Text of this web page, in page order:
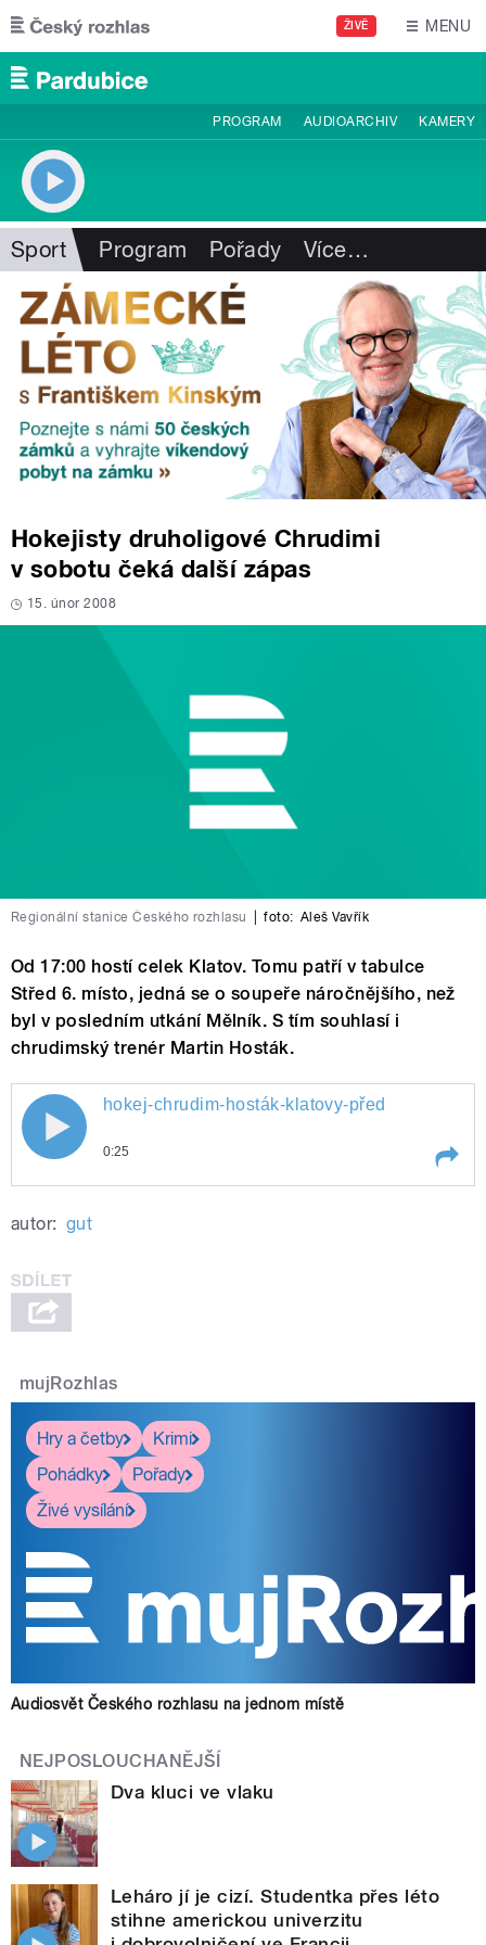
Přejít k hlavnímu obsahu
ŽIVĚ MENU
PROGRAM AUDIOARCHIV KAMERY
Sport Program Pořady Více…
Hokejisty druholigové Chrudimi
v sobotu čeká další zápas
15. únor 2008
Regionální stanice Českého rozhlasu foto: Aleš Vavřík
Od 17:00 hostí celek Klatov. Tomu patří v tabulce
Střed 6. místo, jedná se o soupeře náročnějšího, než
byl v posledním utkání Mělník. S tím souhlasí i
chrudimský trenér Martin Hosták.
pause
hokej-chrudim-hosták-klatovy-před
0:25
autor: gut
mujRozhlas
Hry a četby
Krimi
Pohádky
Pořady
Živé vysílání
Audiosvět Českého rozhlasu na jednom místě
NEJPOSLOUCHANĚJŠÍ
Dva kluci ve vlaku
Leháro jí je cizí. Studentka přes léto
stihne americkou univerzitu